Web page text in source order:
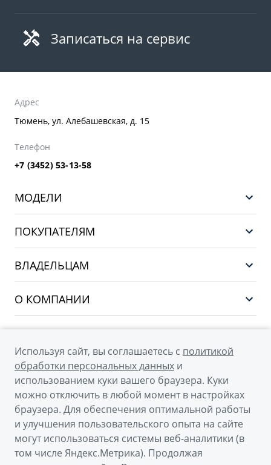
Записаться на сервис
Адрес
Тюмень, ул. Алебашевская, д. 15
Телефон
+7 (3452) 53-13-58
МОДЕЛИ
CITYRAY
ATLAS
OKAVANGO
MONJARO
Архивные модели
ПОКУПАТЕЛЯМ
Финансы и услуги
ВЛАДЕЛЬЦАМ
О КОМПАНИИ
Новости
Наша команда
Правовая информация
Контакты
Мы в соцсетях
© 2026
Официальный сайт Geely в России
Используя сайт, вы соглашаетесь с политикой
обработки персональных данных и
использованием куки вашего браузера. Куки
можно отключить в любой момент в настройках
браузера. Для обеспечения оптимальной работы
и улучшения пользовательского опыта на сайте
могут использоваться системы веб-аналитики (в
том числе Яндекс.Метрика). Продолжая